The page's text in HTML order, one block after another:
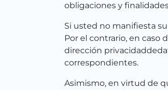
obligaciones y
Si usted no manifiesta
Por el contrario, en
dirección
correspondientes.
Asimismo, en virtud de